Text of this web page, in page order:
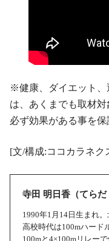
※健康、ダイエット、
は、あくまでも取材対
必ず効果がある事を保
[文/構成:ココカラネク
寺田 明日香（てらだ
1990年1月14日生まれ。
高校時代は100mハード
100mと4×100mリレー